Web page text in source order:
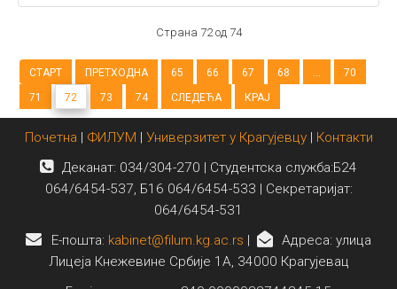
Страна 72 од 74
СТАРТ ПРЕТХОДНА 65 66 67 68 ...
70
71
72 73 74 СЛЕДЕЋА КРАЈ
Почетна ФИЛУМ Универзитет у Крагујевцу| Контакти
Деканат: 034/304-270 | Студентска служба:Б24
064/6454-537, Б16 064/6454-533 | Секретаријат:
064/6454-531
E-пошта: kabinet@filum.kg.ac.rs
Адреса: улица
Лицеја Кнежевине Србије 1А, 34000 Крагујевац